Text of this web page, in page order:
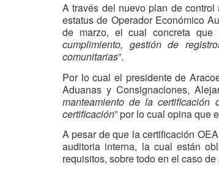
A través del nuevo plan de
estatus de Operador Económico
de marzo, el cual concreta que
cumplimiento, gestión de
comunitarias”.
Por lo cual el presidente de
Aduanas y Consignaciones,
manteamiento de la
certificación” por lo cual opina que
A pesar de que la certificación
auditoria interna, la cual están
requisitos, sobre todo en el caso